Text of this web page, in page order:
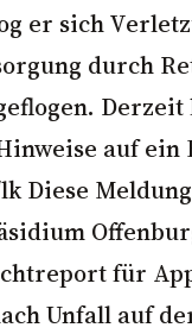
er sich
durch
Derzeit
auf ein
Diese Meldung
für
Unfall auf